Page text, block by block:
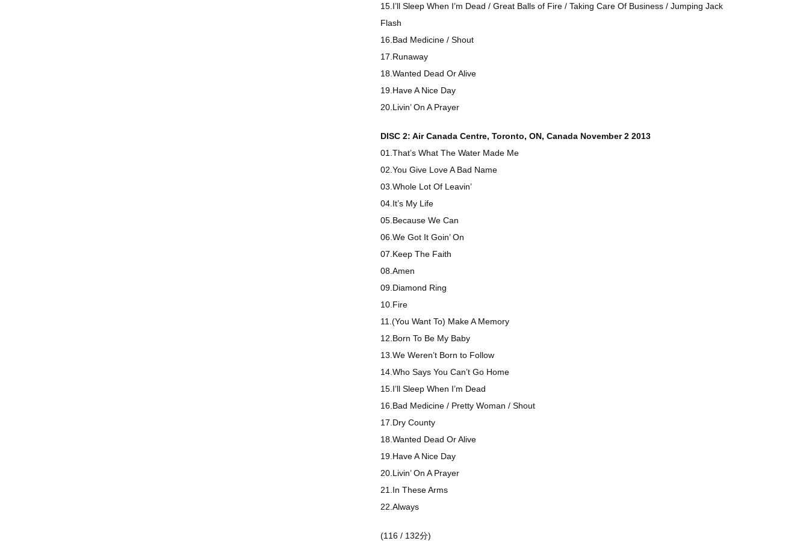
15.I’ll Sleep When I’m Dead / Great Balls of Fire / Taking Care Of Business / Jumping Jack
Flash
16.Bad Medicine / Shout
17.Runaway
18.Wanted Dead Or Alive
19.Have A Nice Day
20.Livin’ On A Prayer
DISC 2: Air Canada Centre, Toronto, ON, Canada November 2 2013
01.That’s What The Water Made Me
02.You Give Love A Bad Name
03.Whole Lot Of Leavin’
04.It’s My Life
05.Because We Can
06.We Got It Goin’ On
07.Keep The Faith
08.Amen
09.Diamond Ring
10.Fire
11.(You Want To) Make A Memory
12.Born To Be My Baby
13.We Weren’t Born to Follow
14.Who Says You Can’t Go Home
15.I’ll Sleep When I’m Dead
16.Bad Medicine / Pretty Woman / Shout
17.Dry County
18.Wanted Dead Or Alive
19.Have A Nice Day
20.Livin’ On A Prayer
21.In These Arms
22.Always
(116 / 132分)